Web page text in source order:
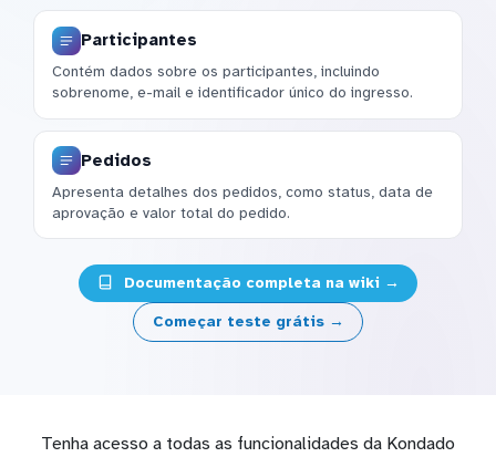
Participantes
Contém dados sobre os participantes, incluindo
sobrenome, e-mail e identificador único do ingresso.
Pedidos
Apresenta detalhes dos pedidos, como status, data de
aprovação e valor total do pedido.
Documentação completa na wiki →
Começar teste grátis →
Tenha acesso a todas as funcionalidades da Kondado